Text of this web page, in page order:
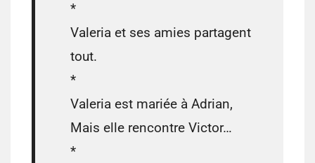
*
Valeria et ses amies partagent
tout.
*
Valeria est mariée à Adrian,
Mais elle rencontre Victor…
*